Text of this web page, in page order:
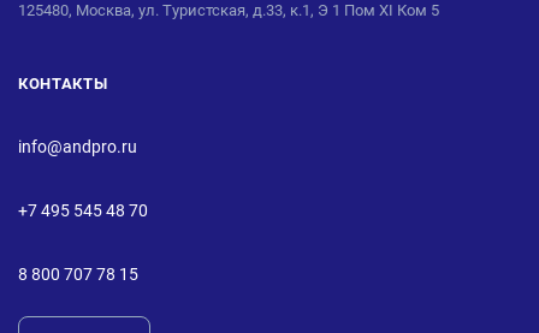
125480, Москва, ул. Туристская, д.33, к.1, Э 1 Пом XI Ком 5
КОНТАКТЫ
info@andpro.ru
+7 495 545 48 70
8 800 707 78 15